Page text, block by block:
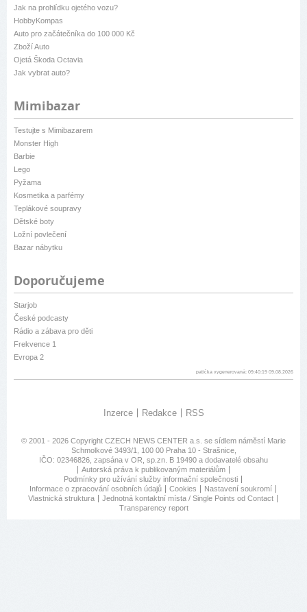
Jak na prohlídku ojetého vozu?
HobbyKompas
Auto pro začátečníka do 100 000 Kč
Zboží Auto
Ojetá Škoda Octavia
Jak vybrat auto?
Mimibazar
Testujte s Mimibazarem
Monster High
Barbie
Lego
Pyžama
Kosmetika a parfémy
Teplákové soupravy
Dětské boty
Ložní povlečení
Bazar nábytku
Doporučujeme
Starjob
České podcasty
Rádio a zábava pro děti
Frekvence 1
Evropa 2
patička vygenerovaná: 09:40:19 09.08.2026
Inzerce Redakce RSS
© 2001 - 2026 Copyright CZECH NEWS CENTER a.s. se sídlem náměstí Marie
Schmolkové 3493/1, 100 00 Praha 10 - Strašnice,
IČO: 02346826, zapsána v OR, sp.zn. B 19490 a dodavatelé obsahu
Autorská práva k publikovaným materiálům
Podmínky pro užívání služby informační společnosti
Informace o zpracování osobních údajů
Cookies
Nastavení soukromí
Vlastnická struktura
Jednotná kontaktní místa / Single Points od Contact
Transparency report